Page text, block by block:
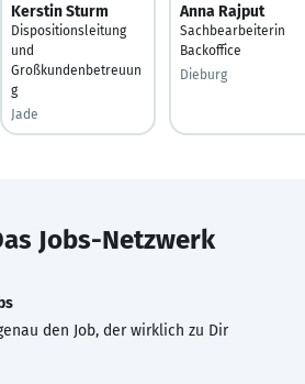
Kerstin Sturm
Dispositionsleitung
und
Großkundenbetreuun
g
Jade
Anna Rajput
Sachbearbeiterin
Backoffice
Dieburg
Jobs-Netzwerk
den Job, der wirklich zu Dir